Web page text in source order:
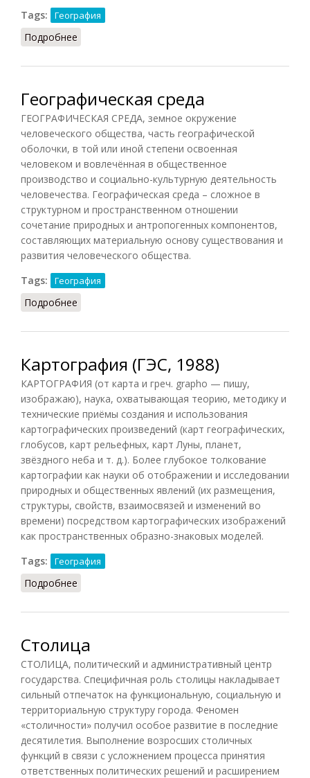
Tags: География
Подробнее
Географическая среда
ГЕОГРАФИЧЕСКАЯ СРЕДА, земное окружение
человеческого общества, часть географической
оболочки, в той или иной степени освоенная
человеком и вовлечённая в общественное
производство и социально-культурную деятельность
человечества. Географическая среда – сложное в
структурном и пространственном отношении
сочетание природных и антропогенных компонентов,
составляющих материальную основу существования и
развития человеческого общества.
Tags:
География
Подробнее
Картография (ГЭС, 1988)
КАРТОГРАФИЯ (от карта и греч. grapho — пишу,
изображаю), наука, охватывающая теорию, методику и
технические приёмы создания и использования
картографических произведений (карт географических,
глобусов, карт рельефных, карт Луны, планет,
звёздного неба и т. д.). Более глубокое толкование
картографии как науки об отображении и исследовании
природных и общественных явлений (их размещения,
структуры, свойств, взаимосвязей и изменений во
времени) посредством картографических изображений
как пространственных образно-знаковых моделей.
Tags:
География
Подробнее
Столица
СТОЛИЦА, политический и административный центр
государства. Специфичная роль столицы накладывает
сильный отпечаток на функциональную, социальную и
территориальную структуру города. Феномен
«столичности» получил особое развитие в последние
десятилетия. Выполнение возросших столичных
функций в связи с усложнением процесса принятия
ответственных политических решений и расширением